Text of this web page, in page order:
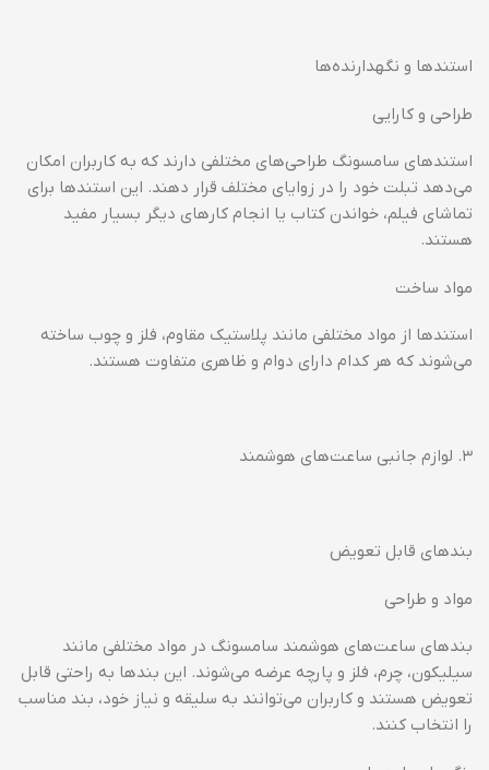
استندها و نگهدارنده‌ها
طراحی و کارایی
استندهای سامسونگ طراحی‌های مختلفی دارند که به کاربران امکان
می‌دهد تبلت خود را در زوایای مختلف قرار دهند. این استندها برای
تماشای فیلم، خواندن کتاب یا انجام کارهای دیگر بسیار مفید
هستند.
مواد ساخت
استندها از مواد مختلفی مانند پلاستیک مقاوم، فلز و چوب ساخته
می‌شوند که هر کدام دارای دوام و ظاهری متفاوت هستند.
۳. لوازم جانبی ساعت‌های هوشمند
بندهای قابل تعویض
مواد و طراحی
بندهای ساعت‌های هوشمند سامسونگ در مواد مختلفی مانند
سیلیکون، چرم، فلز و پارچه عرضه می‌شوند. این بندها به راحتی قابل
تعویض هستند و کاربران می‌توانند به سلیقه و نیاز خود، بند مناسب
را انتخاب کنند.